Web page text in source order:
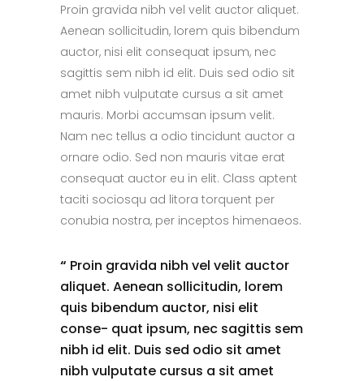
Proin gravida nibh vel velit auctor aliquet.
Aenean sollicitudin, lorem quis bibendum
auctor, nisi elit consequat ipsum, nec
sagittis sem nibh id elit. Duis sed odio sit
amet nibh vulputate cursus a sit amet
mauris. Morbi accumsan ipsum velit.
Nam nec tellus a odio tincidunt auctor a
ornare odio. Sed non mauris vitae erat
consequat auctor eu in elit. Class aptent
taciti sociosqu ad litora torquent per
conubia nostra, per inceptos himenaeos.
“ Proin gravida nibh vel velit auctor
aliquet. Aenean sollicitudin, lorem
quis bibendum auctor, nisi elit
conse- quat ipsum, nec sagittis sem
nibh id elit. Duis sed odio sit amet
nibh vulputate cursus a sit amet